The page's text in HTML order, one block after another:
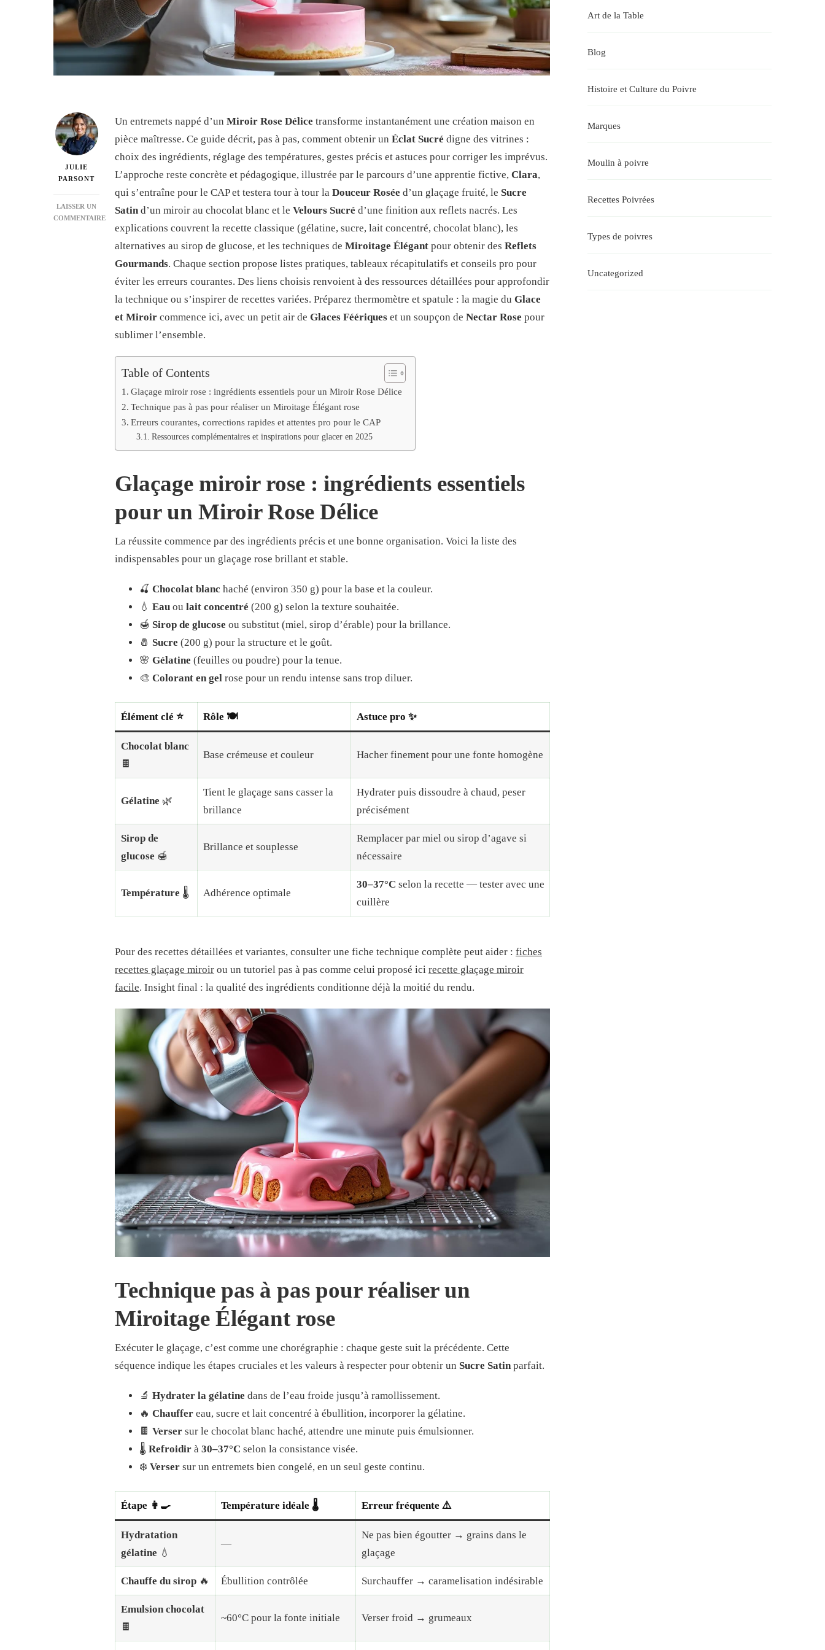
JULIE
PARSONT
LAISSER UN
COMMENTAIRE
Un entremets nappé d’un Miroir Rose Délice transforme instantanément une création maison en
pièce maîtresse. Ce guide décrit, pas à pas, comment obtenir un Éclat Sucré digne des vitrines :
choix des ingrédients, réglage des températures, gestes précis et astuces pour corriger les imprévus.
L’approche reste concrète et pédagogique, illustrée par le parcours d’une apprentie fictive, Clara,
qui s’entraîne pour le CAP et testera tour à tour la Douceur Rosée d’un glaçage fruité, le Sucre
Satind’un miroir au chocolat blanc et le Velours Sucré d’une finition aux reflets nacrés. Les
explications couvrent la recette classique (gélatine, sucre, lait concentré, chocolat blanc), les
alternatives au sirop de glucose, et les techniques de Miroitage Élégant pour obtenir des Reflets
Gourmands. Chaque section propose listes pratiques, tableaux récapitulatifs et conseils pro pour
éviter les erreurs courantes. Des liens choisis renvoient à des ressources détaillées pour approfondir
la technique ou s’inspirer de recettes variées. Préparez thermomètre et spatule : la magie du Glace
et Miroir commence ici, avec un petit air de Glaces Féériques et un soupçon de Nectar Rose pour
sublimer l’ensemble.
Table of Contents
Glaçage miroir rose : ingrédients essentiels pour un Miroir Rose Délice
Technique pas à pas pour réaliser un Miroitage Élégant rose
Erreurs courantes, corrections rapides et attentes pro pour le CAP
Ressources complémentaires et inspirations pour glacer en 2025
Glaçage miroir rose : ingrédients essentiels
pour un Miroir Rose Délice
La réussite commence par des ingrédients précis et une bonne organisation. Voici la liste des
indispensables pour un glaçage rose brillant et stable.
🍒 Chocolat blanc haché (environ 350 g) pour la base et la couleur.
💧 Eau ou lait concentré (200 g) selon la texture souhaitée.
🍯 Sirop de glucose ou substitut (miel, sirop d’érable) pour la brillance.
🧂 Sucre (200 g) pour la structure et le goût.
🌸 Gélatine (feuilles ou poudre) pour la tenue.
🎨 Colorant en gel rose pour un rendu intense sans trop diluer.
Élément clé ⭐ Rôle 🍽️ Astuce pro ✨
Chocolat blanc
🍫
Base crémeuse et couleur Hacher finement pour une fonte homogène
Gélatine 🌿
Tient le glaçage sans casser la
brillance
Hydrater puis dissoudre à chaud, peser
précisément
Sirop de
glucose 🍯
Brillance et souplesse
Remplacer par miel ou sirop d’agave si
nécessaire
Température 🌡️ Adhérence optimale
30–37°C selon la recette — tester avec une
cuillère
Pour des recettes détaillées et variantes, consulter une fiche technique complète peut aider : fiches
recettes glaçage miroir ou un tutoriel pas à pas comme celui proposé ici recette glaçage miroir
facile. Insight final : la qualité des ingrédients conditionne déjà la moitié du rendu.
Technique pas à pas pour réaliser un
Miroitage Élégantrose
Exécuter le glaçage, c’est comme une chorégraphie : chaque geste suit la précédente. Cette
séquence indique les étapes cruciales et les valeurs à respecter pour obtenir un Sucre Satin parfait.
🔬 Hydrater la gélatine dans de l’eau froide jusqu’à ramollissement.
🔥 Chauffer eau, sucre et lait concentré à ébullition, incorporer la gélatine.
🍫 Verser sur le chocolat blanc haché, attendre une minute puis émulsionner.
🌡️ Refroidir à 30–37°C selon la consistance visée.
❄️ Verser sur un entremets bien congelé, en un seul geste continu.
Étape 👩‍🍳 Température idéale 🌡️ Erreur fréquente ⚠️
Hydratation
gélatine 💧
—
Ne pas bien égoutter → grains dans le
glaçage
Chauffe du sirop🔥 Ébullition contrôlée Surchauffer → caramelisation indésirable
Emulsion chocolat
🍫
~60°C pour la fonte initiale Verser froid → grumeaux
Art de la Table
Blog
Histoire et Culture du Poivre
Marques
Moulin à poivre
Recettes Poivrées
Types de poivres
Uncategorized